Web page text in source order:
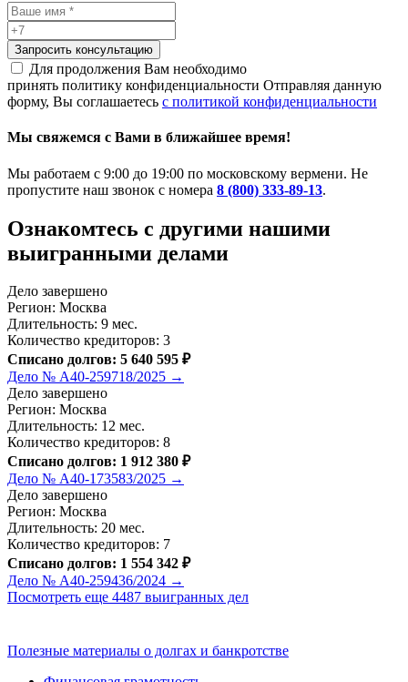
Запросить консультацию
Для продолжения Вам необходимо
принять политику конфиденциальности Отправляя данную
форму, Вы соглашаетесь с политикой конфиденциальности
Мы свяжемся с Вами в ближайшее время!
Мы работаем с 9:00 до 19:00 по московскому вермени. Не
пропустите наш звонок с номера 8 (800) 333-89-13.
Ознакомтесь c другими нашими
выигранными делами
Дело завершено
Регион: Москва
Длительность: 9 мес.
Количество кредиторов: 3
Списано долгов: 5 640 595 ₽
Дело № А40-259718/2025 →
Дело завершено
Регион: Москва
Длительность: 12 мес.
Количество кредиторов: 8
Списано долгов: 1 912 380 ₽
Дело № А40-173583/2025 →
Дело завершено
Регион: Москва
Длительность: 20 мес.
Количество кредиторов: 7
Списано долгов: 1 554 342 ₽
Дело № А40-259436/2024 →
Посмотреть еще 4487 выигранных дел
Полезные материалы о долгах и банкротстве